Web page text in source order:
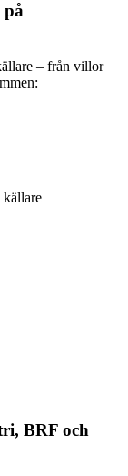
på
– från villor
källare
BRF och